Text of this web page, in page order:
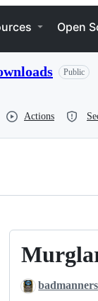
Open
Public
Actions
Murglar-
Desktop-
6.0.155